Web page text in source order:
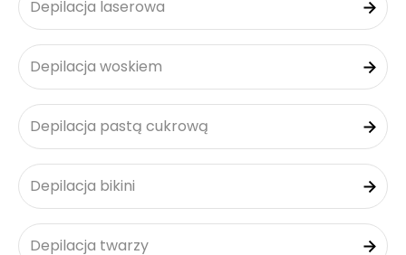
Depilacja laserowa
Depilacja woskiem
Depilacja pastą cukrową
Depilacja bikini
Depilacja twarzy